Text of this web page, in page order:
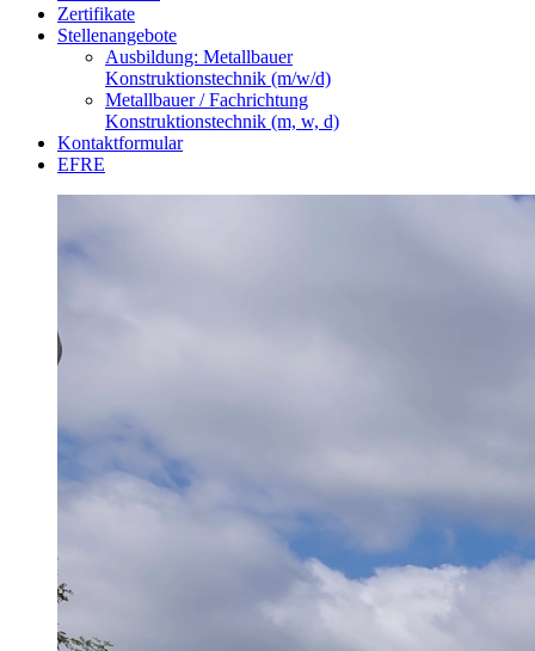
Zertifikate
Stellenangebote
Ausbildung: Metallbauer
Konstruktionstechnik (m/w/d)
Metallbauer / Fachrichtung
Konstruktionstechnik (m, w, d)
Kontaktformular
EFRE